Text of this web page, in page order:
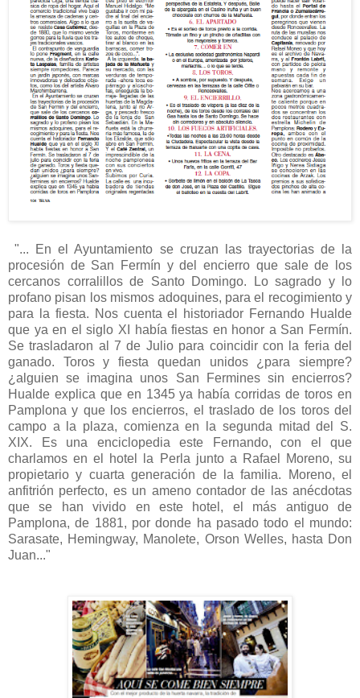
"... En el Ayuntamiento se cruzan las trayectorias de la
procesión de San Fermín y del encierro que sale de los
cercanos corralillos de Santo Domingo. Lo sagrado y lo
profano pisan los mismos adoquines, para el recogimiento y
para la fiesta. Nos cuenta el historiador Fernando Hualde
que ya en el siglo XI había fiestas en honor a San Fermín.
Se trasladaron al 7 de Julio para coincidir con la feria del
ganado. Toros y fiesta quedan unidos ¿para siempre?
¿alguien se imagina unos San Fermines sin encierros?
Hualde explica que en 1345 ya había corridas de toros en
Pamplona y que los encierros, el traslado de los toros del
campo a la plaza, comienza en la segunda mitad del S.
XIX.
Es una enciclopedia este Fernando, con el que
charlamos en el hotel la Perla junto a Rafael Moreno, su
propietario y cuarta generación de la familia. Moreno, el
anfitrión perfecto, es un ameno contador de las anécdotas
que se han vivido en este hotel, el más antiguo de
Pamplona, de 1881, por donde ha pasado todo el mundo:
Sarasate, Hemingway, Manolete, Orson Welles, hasta Don
Juan..."